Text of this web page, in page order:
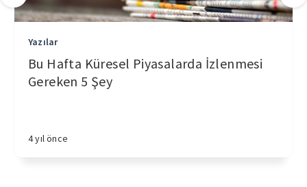
Yazılar
Bu Hafta Küresel Piyasalarda İzlenmesi
Gereken 5 Şey
4 yıl önce